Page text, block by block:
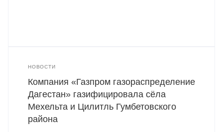
НОВОСТИ
Компания «Газпром газораспределение
Дагестан» газифицировала сёла
Мехельта и Цилитль Гумбетовского
района